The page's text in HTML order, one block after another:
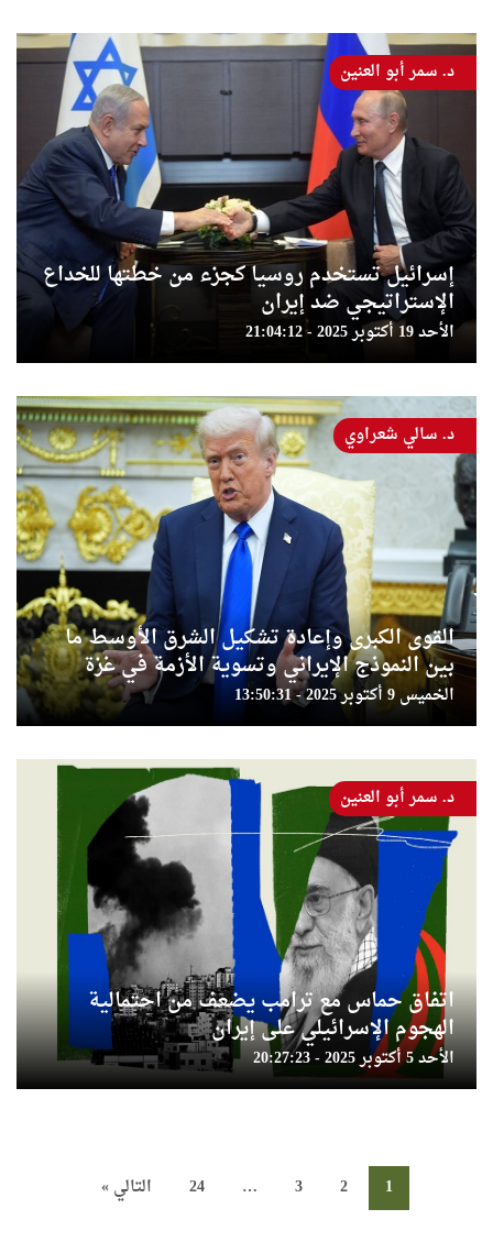
إسرائيل تستخدم روسيا كجزء من خطتها للخداع
الإستراتيجي ضد إيران
الأحد 19 أكتوبر 2025 - 21:04:12
د. سمر أبو العنين
القوى الكبرى وإعادة تشكيل الشرق الأوسط ما
بين النموذج الإيراني وتسوية الأزمة في غزة
الخميس 9 أكتوبر 2025 - 13:50:31
د. سالي شعراوي
اتفاق حماس مع ترامب يضعف من احتمالية
الهجوم الإسرائيلي على إيران
الأحد 5 أكتوبر 2025 - 20:27:23
د. سمر أبو العنين
1
2
3
…
24 التالي »